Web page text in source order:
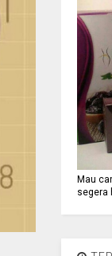
Mau
segera